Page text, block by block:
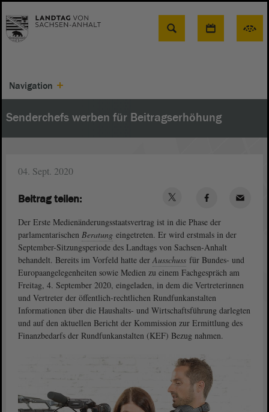
Suche
Navigation
Senderchefs werben für Beitragserhöhung
04. Sept. 2020
Der Erste Medienänderungsstaatsvertrag ist in die Phase der
parlamentarischen Beratung eingetreten. Er wird erstmals in der
September-Sitzungsperiode des Landtags von Sachsen-Anhalt
behandelt. Bereits im Vorfeld hatte derAusschuss für Bundes- und
Europaangelegenheiten sowie Medien zu einem Fachgespräch am
Freitag, 4. September 2020, eingeladen, in dem die Vertreterinnen
und Vertreter der öffentlich-rechtlichen Rundfunkanstalten
Informationen über die Haushalts- und Wirtschaftsführung darlegten
und auf den aktuellen Bericht der Kommission zur Ermittlung des
Finanzbedarfs der Rundfunkanstalten (KEF) Bezug nahmen.
Beitrag teilen: